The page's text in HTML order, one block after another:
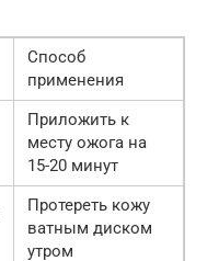
Способ
применения
Приложить к
месту ожога на
15-20 минут
Протереть кожу
ватным диском
утром